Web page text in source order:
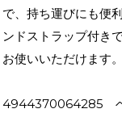
で、持ち運びにも便
ンドストラップ付き
お使いいただけます。
4944370064285